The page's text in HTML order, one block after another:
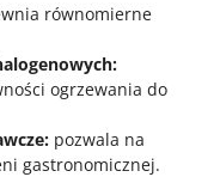
równomierne
ogrzewania do
pozwala na
gastronomicznej.